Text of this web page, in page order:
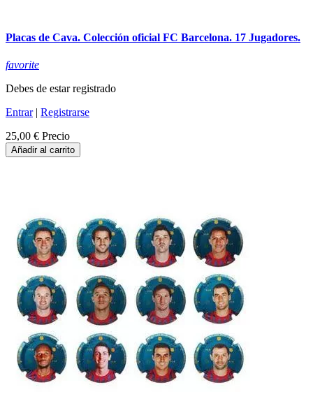
Placas de Cava. Colección oficial FC Barcelona. 17 Jugadores.
favorite
Debes de estar registrado
Entrar| Registrarse
25,00 € Precio
Añadir al carrito